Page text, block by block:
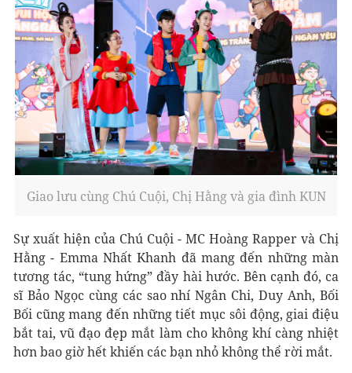
Giao lưu cùng Chú Cuội, Chị Hằng và gia đình KUN
Sự xuất hiện của Chú Cuội - MC Hoàng Rapper và Chị
Hằng - Emma Nhất Khanh đã mang đến những màn
tương tác, “tung hứng” đầy hài hước. Bên cạnh đó, ca
sĩ Bảo Ngọc cùng các sao nhí Ngân Chi, Duy Anh, Bối
Bối cũng mang đến những tiết mục sôi động, giai điệu
bắt tai, vũ đạo đẹp mắt làm cho không khí càng nhiệt
hơn bao giờ hết khiến các bạn nhỏ không thể rời mắt.